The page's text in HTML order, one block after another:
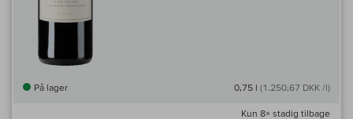
På lager 0,75 l (1.250,67 DKK /l)
Kun 8× stadig tilbage